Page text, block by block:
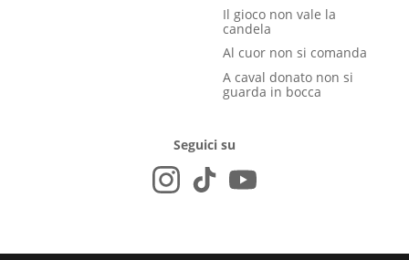
Il gioco non vale la
candela
Al cuor non si comanda
A caval donato non si
guarda in bocca
Seguici su